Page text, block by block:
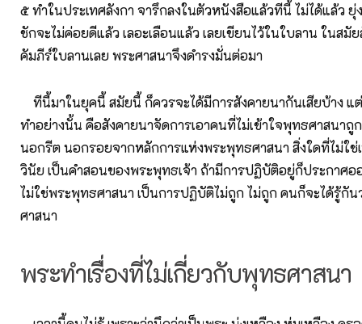
๕ ทำในประเทศลังกา จารึกลงในตัวหนังสือแล้วทีนี้ ไม่ได้แล้ว ยุ่
ชักจะไม่ค่อยดีแล้ว เลอะเลือนแล้ว เลยเขียนไว้ในใบลาน ในสมั
คัมภีร์ใบลานเลย พระศาสนาจึงดำรงมั่นต่อมา
ทีนี้มาในยุคนี้ สมัยนี้ ก็ควรจะได้มีการสังคายนากันเสียบ้าง แ
ทำอย่างนั้น คือสังคายนาจัดการเอาคนที่ไม่เข้าใจพุทธศาสนาถู
นอกรีต นอกรอยจากหลักการแห่งพระพุทธศาสนา สิ่งใดที่ไม่ใช่
วินัย เป็นคำสอนของพระพุทธเจ้า ถ้ามีการปฏิบัติอยู่ก็ประกาศอ
ไม่ใช่พระพุทธศาสนา เป็นการปฏิบัติไม่ถูก ไม่ถูก คนก็จะได้รู้กั
ศาสนา
พระทำเรื่องที่ไม่เกี่ยวกับพุทธศาสนา